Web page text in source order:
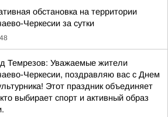
обстановка на территории
Черкесии за сутки
Темрезов: Уважаемые жители
Черкесии, поздравляю вас с Днем
Этот праздник объединяет
выбирает спорт и активный образ